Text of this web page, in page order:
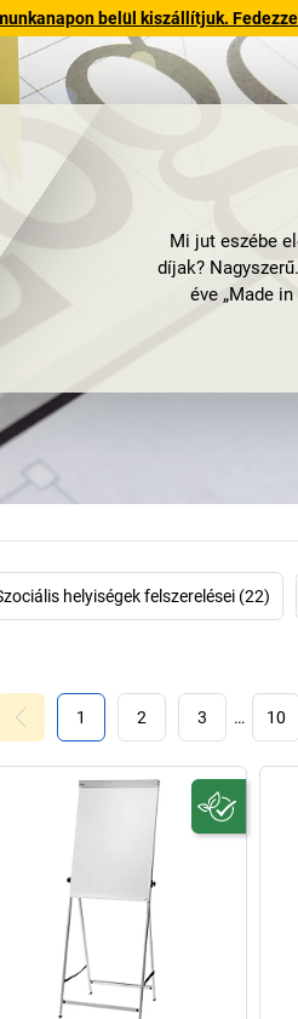
belül kiszállítjuk.
Mi jut eszébe
díjak?
éve „Made
A MAUL kiváló
vonalak
mind
hangsúlyt
is: vízszintes
elnyert
legújabb
Ismerje meg
lámpáktól kezdve
helyiségek felszerelései (22)
1 2 3 … 10